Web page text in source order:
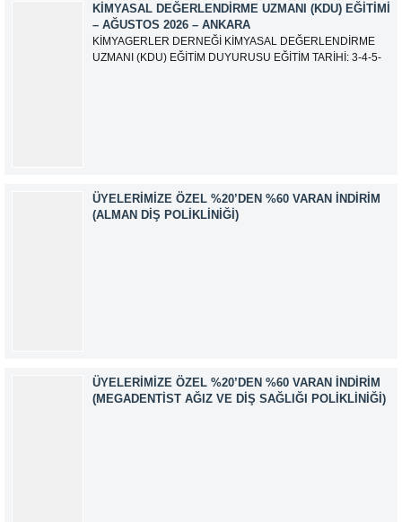
KIMYASAL DEĞERLENDIRME UZMANI (KDU) EĞITIMI
– AĞUSTOS 2026 – ANKARA
KİMYAGERLER DERNEĞİ KİMYASAL DEĞERLENDİRME
UZMANI (KDU) EĞİTİM DUYURUSU EĞİTİM TARİHİ: 3-4-5-
ÜYELERIMIZE ÖZEL %20’DEN %60 VARAN İNDIRIM
(ALMAN DIŞ POLIKLINIĞI)
ÜYELERIMIZE ÖZEL %20’DEN %60 VARAN İNDIRIM
(MEGADENTIST AĞIZ VE DIŞ SAĞLIĞI POLIKLINIĞI)